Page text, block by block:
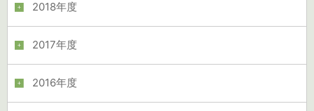
2018年度
2017年度
2016年度